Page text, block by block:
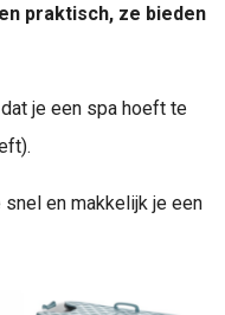
praktisch, ze bieden
je een spa hoeft te
en makkelijk je een